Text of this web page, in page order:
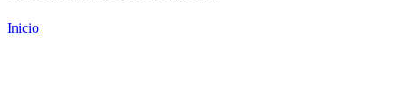
Inicio